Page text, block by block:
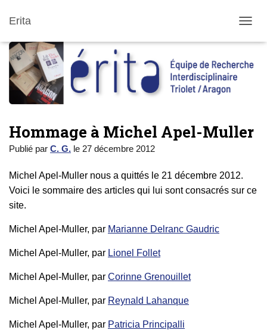
Erita
Hommage à Michel Apel-Muller
Publié par C. G. le 27 décembre 2012
Michel Apel-Muller nous a quittés le 21 décembre 2012.
Voici le sommaire des articles qui lui sont consacrés sur ce
site.
Michel Apel-Muller, par Marianne Delranc Gaudric
Michel Apel-Muller, par Lionel Follet
Michel Apel-Muller, par Corinne Grenouillet
Michel Apel-Muller, par Reynald Lahanque
Michel Apel-Muller, par Patricia Principalli